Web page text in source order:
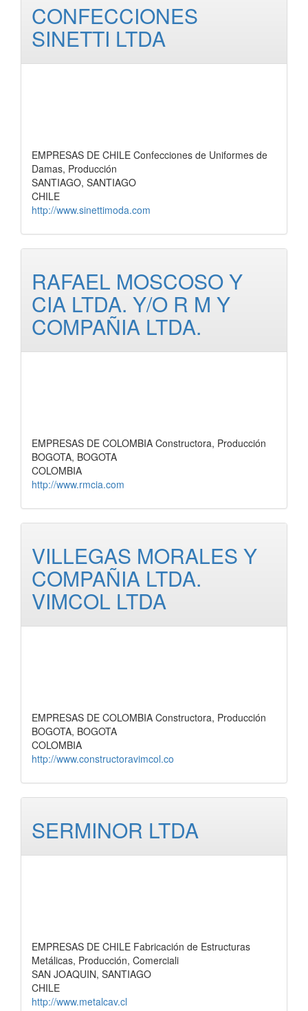
CONFECCIONES
SINETTI LTDA
EMPRESAS DE CHILE Confecciones de Uniformes de
Damas, Producción
SANTIAGO, SANTIAGO
CHILE
http://www.sinettimoda.com
RAFAEL MOSCOSO Y
CIA LTDA. Y/O R M Y
COMPAÑIA LTDA.
EMPRESAS DE COLOMBIA Constructora, Producción
BOGOTA, BOGOTA
COLOMBIA
http://www.rmcia.com
VILLEGAS MORALES Y
COMPAÑIA LTDA.
VIMCOL LTDA
EMPRESAS DE COLOMBIA Constructora, Producción
BOGOTA, BOGOTA
COLOMBIA
http://www.constructoravimcol.co
SERMINOR LTDA
EMPRESAS DE CHILE Fabricación de Estructuras
Metálicas, Producción, Comerciali
SAN JOAQUIN, SANTIAGO
CHILE
http://www.metalcav.cl